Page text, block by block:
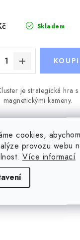
cookies,
provozu webu
Více informací
Skladem
je strategická hra s
magnetickými kameny.
Prásk!